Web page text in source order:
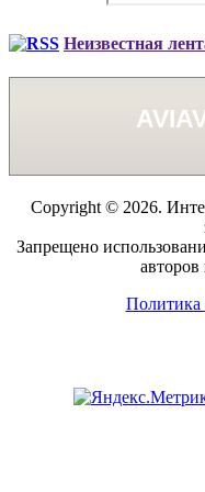
Неизвестная
Copyright © 2026.
Запрещено
Политика